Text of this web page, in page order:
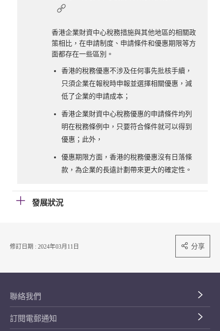
香港企業財資中心稅務措施與其他地區的相關政
策相比，在申請制度、申請條件和優惠期限等方
面都存在一些區別。
香港的稅務優惠不涉及任何事先批核手續，
只須企業在報稅時申報並選擇相關優惠，減
低了企業的申請成本；
香港企業財資中心稅務優惠的申請條件均列
明在稅務條例中，只要符合條件就可以得到
優惠；此外，
優惠期限方面，香港的稅務優惠沒有日落條
款，為企業的長遠計劃帶來更大的確定性。
發展狀況
修訂日期 : 2024年03月11日 分享
聯絡我們
訂閱電郵通知